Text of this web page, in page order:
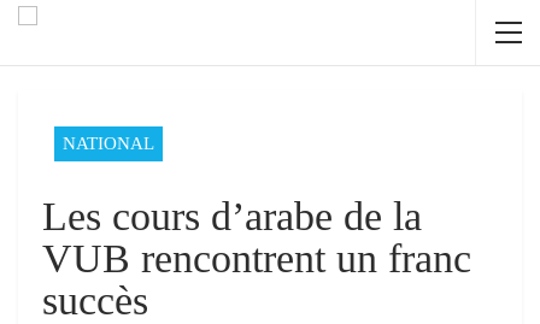
NATIONAL
Les cours d’arabe de la
VUB rencontrent un franc
succès